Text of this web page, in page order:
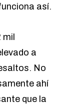
así.
a
No
ahí
que la